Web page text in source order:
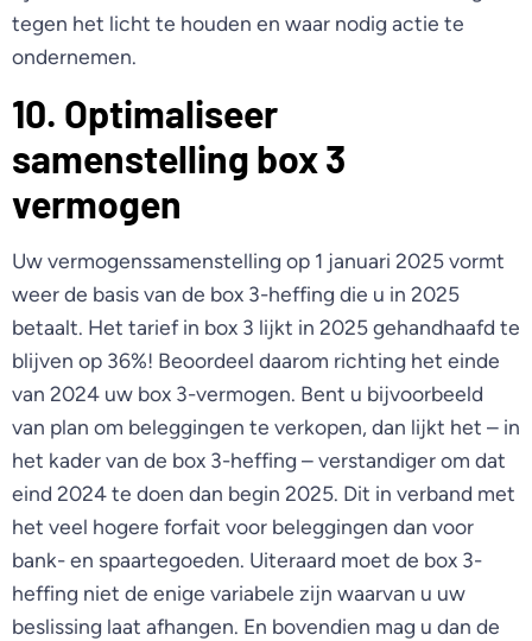
tegen het licht te houden en waar nodig actie te
ondernemen.
10. Optimaliseer
samenstelling box 3
vermogen
Uw vermogenssamenstelling op 1 januari 2025 vormt
weer de basis van de box 3-heffing die u in 2025
betaalt. Het tarief in box 3 lijkt in 2025 gehandhaafd te
blijven op 36%! Beoordeel daarom richting het einde
van 2024 uw box 3-vermogen. Bent u bijvoorbeeld
van plan om beleggingen te verkopen, dan lijkt het – in
het kader van de box 3-heffing – verstandiger om dat
eind 2024 te doen dan begin 2025. Dit in verband met
het veel hogere forfait voor beleggingen dan voor
bank- en spaartegoeden. Uiteraard moet de box 3-
heffing niet de enige variabele zijn waarvan u uw
beslissing laat afhangen. En bovendien mag u dan de